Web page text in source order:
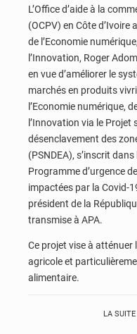
L’Office d’aide à la
(OCPV) en Côte d’Ivoire
de l’Economie
l’Innovation, Roger
en vue d’améliorer le
marchés en produits
l’Economie numérique,
l’Innovation via le
désenclavement des
(PSNDEA), s’inscrit
Programme d’urgence
impactées par la Covid-
président de la
transmise à APA.
Ce projet vise à
agricole et
alimentaire.
LA